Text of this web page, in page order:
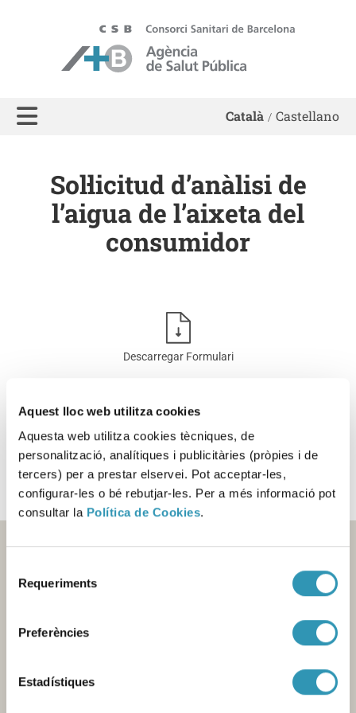
Aquest lloc web utilitza cookies
Aquesta web utilitza cookies tècniques, de
personalització, analítiques i publicitàries (pròpies i de
tercers) per a prestar elservei. Pot acceptar-les,
configurar-les o bé rebutjar-les. Per a més informació pot
consultar la Política de Cookies.
Requeriments
Preferències
Estadístiques
ASPB - Agència de Salut Pública de Barcelona
Català Castellano
Sol·licitud d’anàlisi de
l’aigua de l’aixeta del
consumidor
Descarregar Formulari
Aquesta informació es pot trobar a:
SALUT AMBIENTAL
AIGUA DE CONSUM